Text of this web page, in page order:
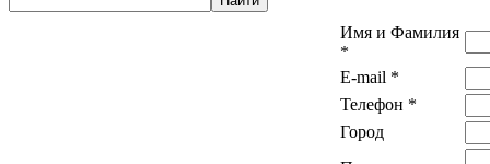
Имя и Фамилия
*
E-mail *
Телефон *
Город